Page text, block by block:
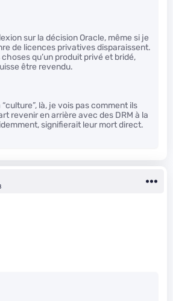
sur la décision Oracle, même si je
de licences privatives disparaissent.
choses qu’un produit privé et bridé,
être revendu.
là, je vois pas comment ils
revenir en arrière avec des DRM à la
signifierait leur mort direct.